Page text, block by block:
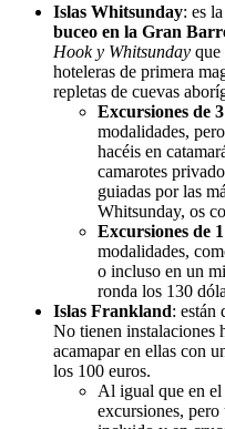
Islas Whitsunday: es
buceo en la Gran
Hook y Whitsunday que
hoteleras de primera
repletas de cuevas
Excursiones de
modalidades,
hacéis en
camarotes
guiadas por las
Whitsunday, os
Excursiones de
modalidades,
o incluso en un
ronda los 130
Islas Frankland: están
No tienen instalaciones
acamapar en ellas con
los 100 euros.
Al igual que en el
excursiones,